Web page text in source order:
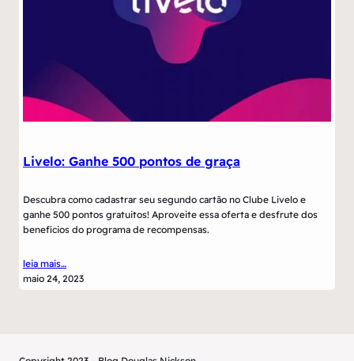
Livelo: Ganhe 500 pontos de graça
Descubra como cadastrar seu segundo cartão no Clube Livelo e
ganhe 500 pontos gratuitos! Aproveite essa oferta e desfrute dos
benefícios do programa de recompensas.
leia mais…
maio 24, 2023